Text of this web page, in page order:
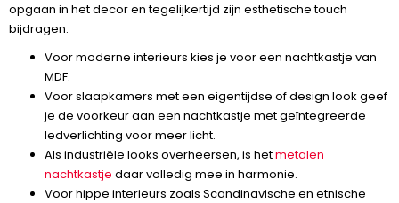
opgaan in het decor en tegelijkertijd zijn esthetische touch
bijdragen.
Voor moderne interieurs kies je voor een nachtkastje van
MDF.
Voor slaapkamers met een eigentijdse of design look geef
je de voorkeur aan een nachtkastje met geïntegreerde
ledverlichting voor meer licht.
Als industriële looks overheersen, is hetmetalen
nachtkastje daar volledig mee in harmonie.
Voor hippe interieurs zoals Scandinavische en etnische